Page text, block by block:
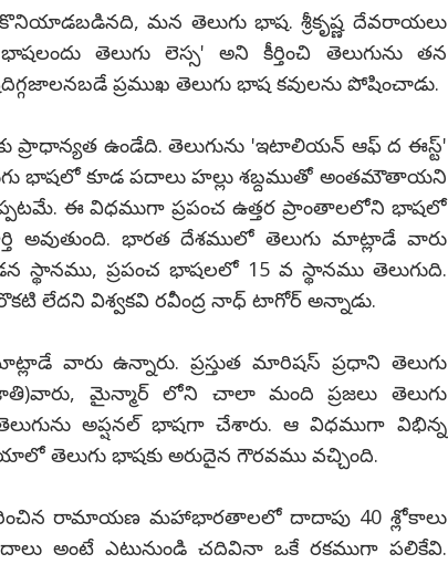
మన తెలుగు భాష. శ్రీకృష్ణ దేవరాయలు
తెలుగు లెస్స' అని కీర్తించి తెలుగును తన
ప్రముఖ తెలుగు భాష కవులను పోషించాడు.
ప్రాధాన్యత ఉండేది. తెలుగును 'ఇటాలియన్ ఆఫ్ ద ఈస్ట్'
భాషలో కూడ పదాలు హల్లు శబ్దముతో అంతమౌతాయని
ఈ విధముగా ప్రపంచ ఉత్తర ప్రాంతాలలోని భాషలో
అవుతుంది. భారత దేశములో తెలుగు మాట్లాడే వారు
ప్రపంచ భాషలలో 15 వ స్థానము తెలుగుది.
విశ్వకవి రవీంద్ర నాధ్ టాగోర్ అన్నాడు.
వారు ఉన్నారు. ప్రస్తుత మారిషస్ ప్రధాని తెలుగు
మైన్మార్ లోని చాలా మంది ప్రజలు తెలుగు
అప్షనల్ భాషగా చేశారు. ఆ విధముగా విభిన్న
తెలుగు భాషకు అరుదైన గౌరవము వచ్చింది.
రామాయణ మహాభారతాలలో దాదాపు 40 శ్లోకాలు
అంటే ఎటునుండి చదివినా ఒకే రకముగా పలికేవి.